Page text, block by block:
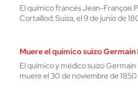
El químico francés Jean-François
Cortaillod, Suiza, el 9 de junio de
Muere el químico suizo Germain
El químico y médico suizo Germain
muere el 30 de noviembre de 1850